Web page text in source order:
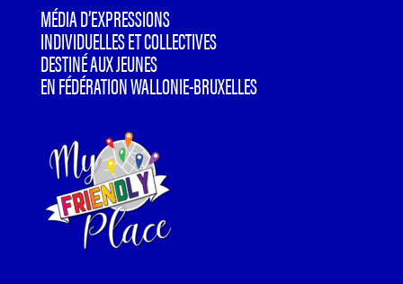
MÉDIA D’EXPRESSIONS
INDIVIDUELLES ET COLLECTIVES
DESTINÉ AUX JEUNES
EN FÉDÉRATION WALLONIE-BRUXELLES